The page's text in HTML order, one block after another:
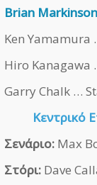
Brian Markinson
Ken Yamamura
Hiro Kanagawa
Garry Chalk …
Κεντρικό
Σενάριο: Max
Στόρι: Dave